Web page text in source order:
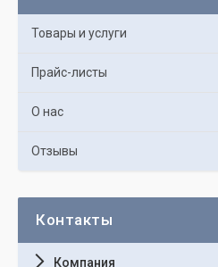
Товары и услуги
Прайс-листы
О нас
Отзывы